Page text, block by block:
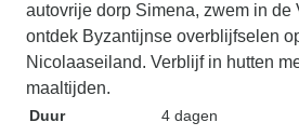
autovrije dorp Simena, zwem in de
ontdek Byzantijnse overblijfselen
Nicolaaseiland. Verblijf in hutten
maaltijden.
Duur
4 dagen